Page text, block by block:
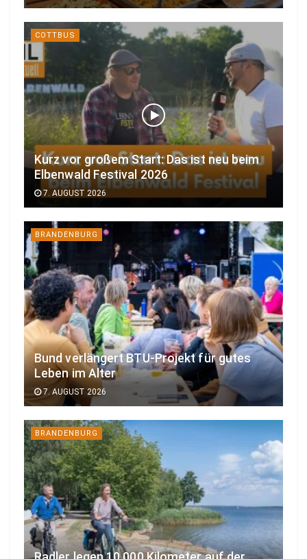
COTTBUS
Kurz vor großem Start: Das ist neu beim
Elbenwald Festival 2026
7. AUGUST 2026
BRANDENBURG
Bund verlängert BTU-Projekt für gutes
Leben im Alter
7. AUGUST 2026
BRANDENBURG